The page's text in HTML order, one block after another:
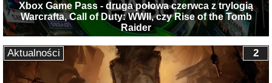
Xbox Game Pass - druga połowa czerwca z trylogią
Warcrafta, Call of Duty: WWII, czy Rise of the Tomb
Raider
2
Aktualności